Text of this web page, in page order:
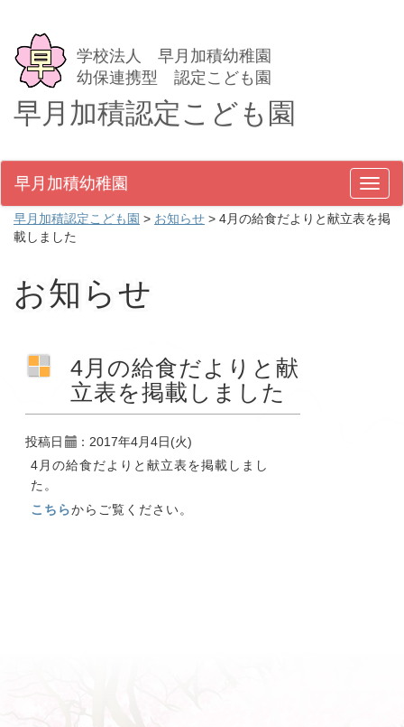
学校法人 早月加積幼稚園
幼保連携型 認定こども園
早月加積認定こども園
メ
ニ
ュ
早月加積幼稚園
早月加積認定こども園 > お知らせ > 4月の給食だよりと献立表を掲
載しました
お知らせ
4月の給食だよりと献
立表を掲載しました
投稿日
：2017年4月4日(火)
4月の給食だよりと献立表を掲載しまし
た。
こちらからご覧ください。